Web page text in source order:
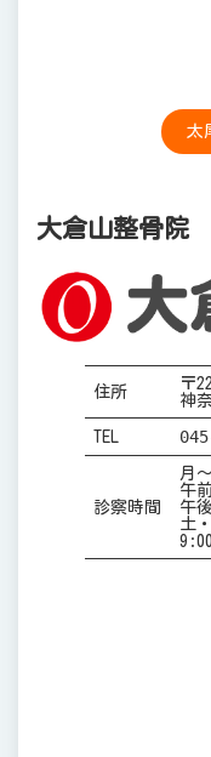
太
大倉山整骨院
住所
〒
神
TEL
診察時間
月
午
午
土